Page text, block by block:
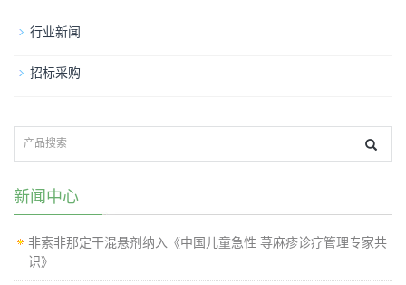
行业新闻
招标采购
新闻中心
非索非那定干混悬剂纳入《中国儿童急性 荨麻疹诊疗管理专家共
识》